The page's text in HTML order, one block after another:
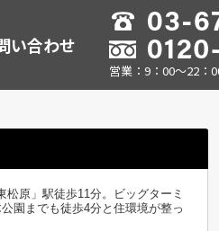
い合わせ
営業：9：00～22：
原」駅徒歩11分。ビッグターミ
園までも徒歩4分と住環境が整っ